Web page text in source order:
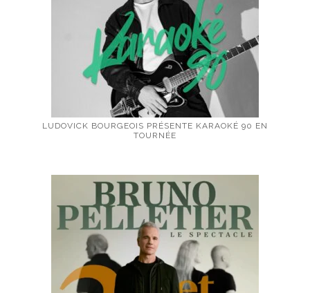
LUDOVICK BOURGEOIS PRÉSENTE KARAOKÉ 90 EN
TOURNÉE